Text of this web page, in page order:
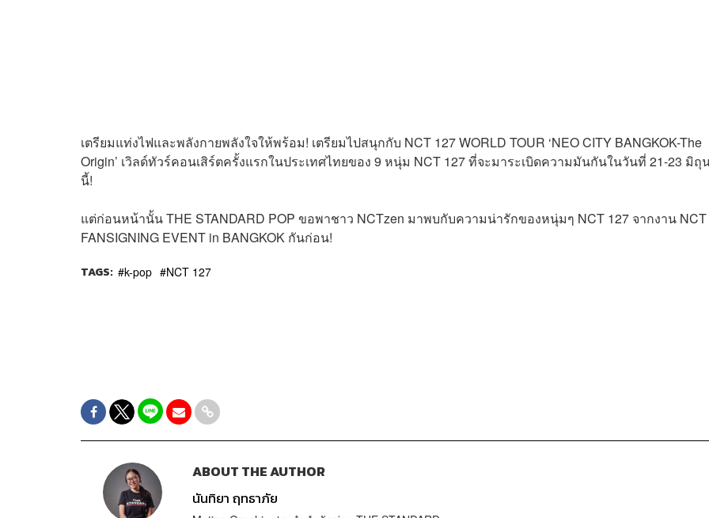
เตรียมแท่งไฟและพลังกายพลังใจให้พร้อม! เตรียมไปสนุกกับ NCT 127 WORLD TOUR ‘NEO CITY BANGKOK-The
Origin’ เวิลด์ทัวร์คอนเสิร์ตครั้งแรกในประเทศไทยของ 9 หนุ่ม NCT 127 ที่จะมาระเบิดความมันกันในวันที่ 21-23 มิถุ
นี้!
แต่ก่อนหน้านั้น THE STANDARD POP ขอพาชาว NCTzen มาพบกับความน่ารักของหนุ่มๆ NCT 127 จากงาน NCT
FANSIGNING EVENT in BANGKOK กันก่อน!
TAGS: k-pop NCT 127
ABOUT THE AUTHOR
นันทิยา ฤทธาภัย